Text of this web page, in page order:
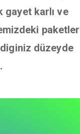
gayet karlı ve
paketler
düzeyde